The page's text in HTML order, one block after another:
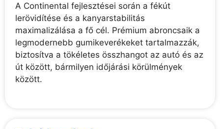
A Continental fejlesztései során a fékút
lerövidítése és a kanyarstabilitás
maximalizálása a fő cél. Prémium abroncsaik a
legmodernebb gumikeverékeket tartalmazzák,
biztosítva a tökéletes összhangot az autó és az
út között, bármilyen időjárási körülmények
között.